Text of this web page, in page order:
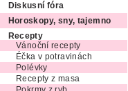
Diskusní fóra
Horoskopy, sny, tajemno
Recepty
Vánoční recepty
Éčka v potravinách
Polévky
Recepty z masa